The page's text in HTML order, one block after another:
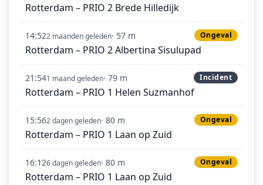
Rotterdam – PRIO 2 Brede Hilledijk
14:522 maanden geleden· 57 m Ongeval
Rotterdam – PRIO 2 Albertina Sisulupad
21:541 maand geleden· 79 m Incident
Rotterdam – PRIO 1 Helen Suzmanhof
15:562 dagen geleden· 80 m Ongeval
Rotterdam – PRIO 1 Laan op Zuid
16:126 dagen geleden· 80 m Ongeval
Rotterdam – PRIO 1 Laan op Zuid